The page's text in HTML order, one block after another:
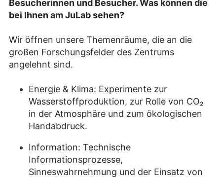
Besucherinnen und Besucher. Was können die
bei Ihnen am JuLab sehen?
Wir öffnen unsere Themenräume, die an die
großen Forschungsfelder des Zentrums
angelehnt sind.
Energie & Klima: Experimente zur
Wasserstoffproduktion, zur Rolle von CO₂
in der Atmosphäre und zum ökologischen
Handabdruck.
Information: Technische
Informationsprozesse,
Sinneswahrnehmung und der Einsatz von